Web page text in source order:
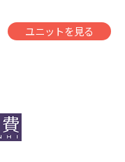
ユニットを見る